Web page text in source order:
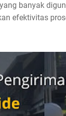
banyak
efektivitas